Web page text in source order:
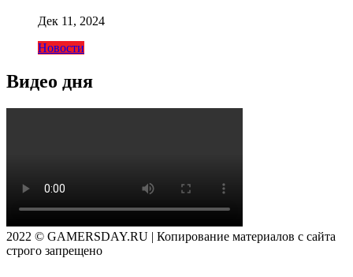
Дек 11, 2024
Новости
Видео дня
2022 © GAMERSDAY.RU | Копирование материалов с сайта
строго запрещено